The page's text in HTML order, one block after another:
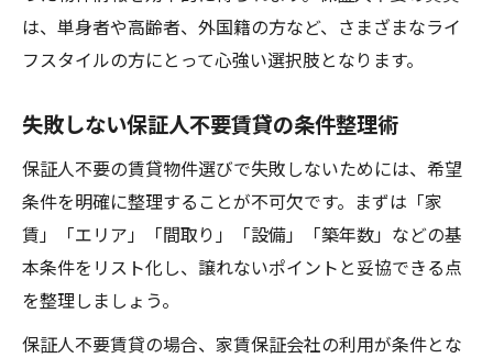
は、単身者や高齢者、外国籍の方など、さまざまなライ
フスタイルの方にとって心強い選択肢となります。
失敗しない保証人不要賃貸の条件整理術
保証人不要の賃貸物件選びで失敗しないためには、希望
条件を明確に整理することが不可欠です。まずは「家
賃」「エリア」「間取り」「設備」「築年数」などの基
本条件をリスト化し、譲れないポイントと妥協できる点
を整理しましょう。
保証人不要賃貸の場合、家賃保証会社の利用が条件とな